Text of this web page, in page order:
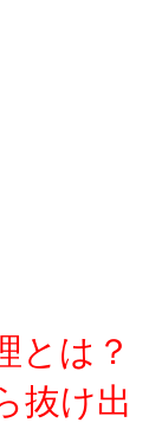
とは？
抜け出